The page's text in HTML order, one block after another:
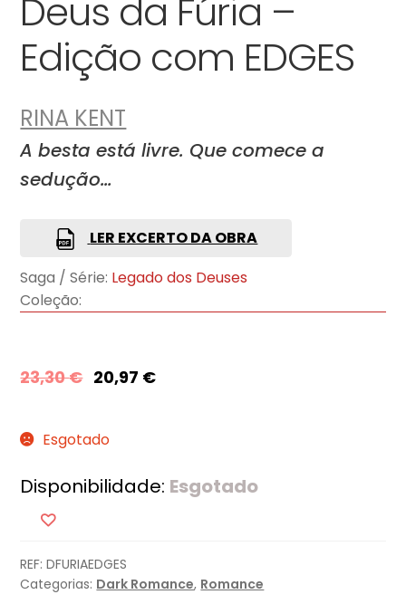
Deus da Fúria –
Edição com EDGES
RINA KENT
A besta está livre. Que comece a
sedução…
LER EXCERTO DA OBRA
Saga / Série: Legado dos Deuses
Coleção:
23,30€ 20,97 €
Esgotado
Disponibilidade: Esgotado
REF:DFURIAEDGES
Categorias: Dark Romance, Romance